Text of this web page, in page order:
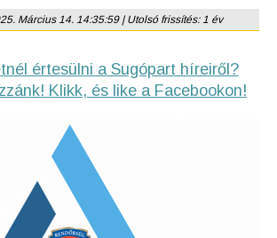
Március 14. 14:35:59 | Utolsó frissítés: 1 év
értesülni a Sugópart híreiről?
Klikk, és like a Facebookon!